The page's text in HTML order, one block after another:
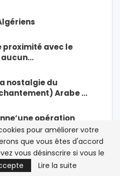
proximité avec le
aucun…
nostalgie du
Arabe …
opération
contre la…
des droits de
» ou…
pour améliorer votre
que vous êtes d'accord
vous désinscrire si vous le
Lire la suite